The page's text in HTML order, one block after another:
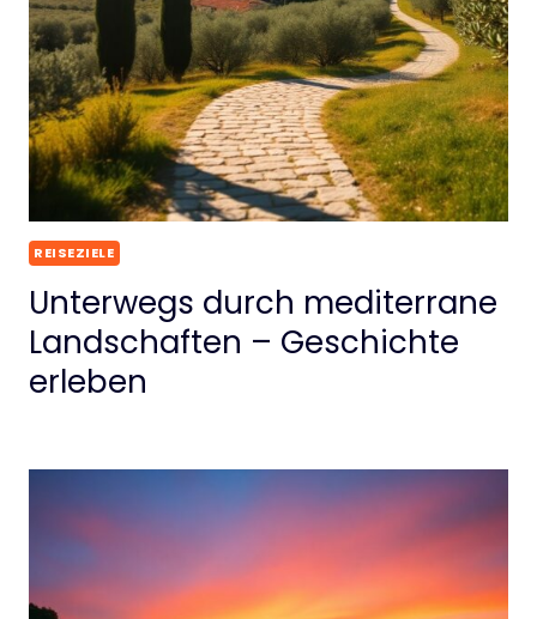
REISEZIELE
Unterwegs durch mediterrane
Landschaften – Geschichte
erleben